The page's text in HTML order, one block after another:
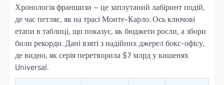
Хронологія франшизи – це заплутаний лабіринт подій,
де час петляє, як на трасі Монте-Карло. Ось ключові
етапи в таблиці, що показує, як бюджети росли, а збори
били рекорди. Дані взяті з надійних джерел бокс-офісу,
де видно, як серія перетворила $7 млрд у кишенях
Universal.